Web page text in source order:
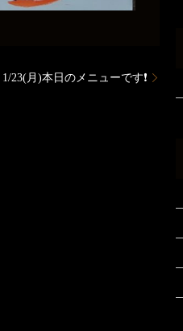
1/23(月)本日のメニューです❗